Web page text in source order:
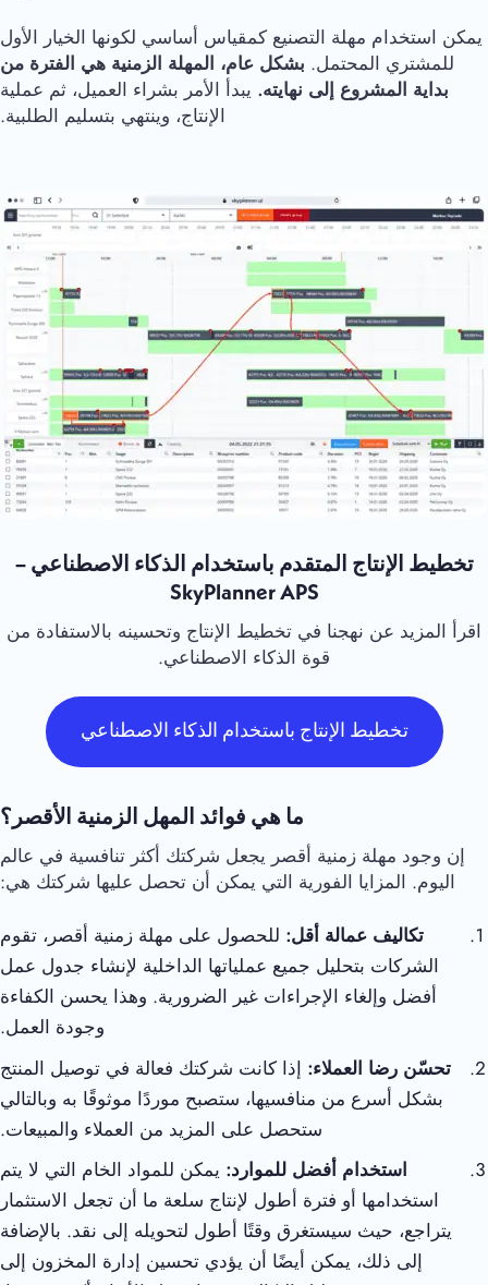
يمكن استخدام مهلة التصنيع كمقياس أساسي لكونها الخيار الأول
للمشتري المحتمل. بشكل عام، المهلة الزمنية هي الفترة من
بداية المشروع إلى نهايته. يبدأ الأمر بشراء العميل، ثم عملية
الإنتاج، وينتهي بتسليم الطلبية.
تخطيط الإنتاج المتقدم باستخدام الذكاء الاصطناعي –
SkyPlanner APS
اقرأ المزيد عن نهجنا في تخطيط الإنتاج وتحسينه بالاستفادة من
قوة الذكاء الاصطناعي.
تخطيط الإنتاج باستخدام الذكاء الاصطناعي
ما هي فوائد المهل الزمنية الأقصر؟
إن وجود مهلة زمنية أقصر يجعل شركتك أكثر تنافسية في عالم
اليوم. المزايا الفورية التي يمكن أن تحصل عليها شركتك هي:
تكاليف عمالة أقل: للحصول على مهلة زمنية أقصر، تقوم
الشركات بتحليل جميع عملياتها الداخلية لإنشاء جدول عمل
أفضل وإلغاء الإجراءات غير الضرورية. وهذا يحسن الكفاءة
وجودة العمل.
تحسّن رضا العملاء: إذا كانت شركتك فعالة في توصيل المنتج
بشكل أسرع من منافسيها، ستصبح موردًا موثوقًا به وبالتالي
ستحصل على المزيد من العملاء والمبيعات.
استخدام أفضل للموارد: يمكن للمواد الخام التي لا يتم
استخدامها أو فترة أطول لإنتاج سلعة ما أن تجعل الاستثمار
يتراجع، حيث سيستغرق وقتًا أطول لتحويله إلى نقد. بالإضافة
إلى ذلك، يمكن أيضًا أن يؤدي تحسين إدارة المخزون إلى